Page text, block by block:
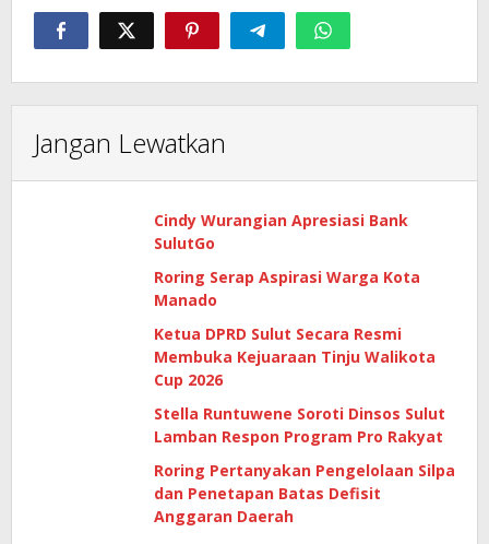
Jangan Lewatkan
Cindy Wurangian Apresiasi Bank
SulutGo
Roring Serap Aspirasi Warga Kota
Manado
Ketua DPRD Sulut Secara Resmi
Membuka Kejuaraan Tinju Walikota
Cup 2026
Stella Runtuwene Soroti Dinsos Sulut
Lamban Respon Program Pro Rakyat
Roring Pertanyakan Pengelolaan Silpa
dan Penetapan Batas Defisit
Anggaran Daerah